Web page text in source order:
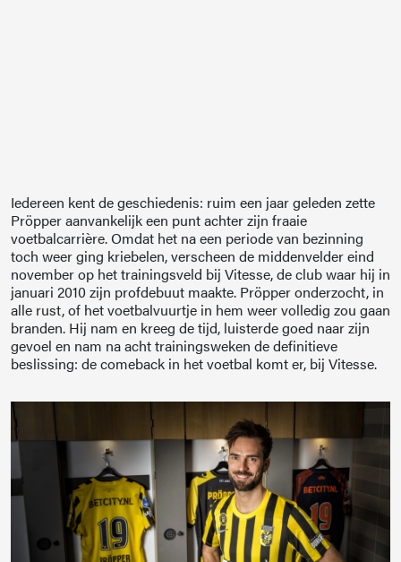
Iedereen kent de geschiedenis: ruim een jaar geleden zette
Pröpper aanvankelijk een punt achter zijn fraaie
voetbalcarrière. Omdat het na een periode van bezinning
toch weer ging kriebelen, verscheen de middenvelder eind
november op het trainingsveld bij Vitesse, de club waar hij in
januari 2010 zijn profdebuut maakte. Pröpper onderzocht, in
alle rust, of het voetbalvuurtje in hem weer volledig zou gaan
branden. Hij nam en kreeg de tijd, luisterde goed naar zijn
gevoel en nam na acht trainingsweken de definitieve
beslissing: de comeback in het voetbal komt er, bij Vitesse.